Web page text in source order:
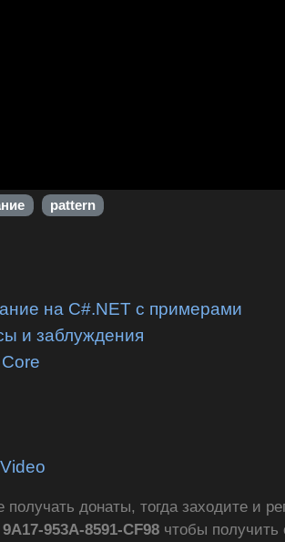
pattern
на C#.NET с примерами
и заблуждения
получать донаты, тогда заходите и
9A17-953A-8591-CF98 чтобы получить